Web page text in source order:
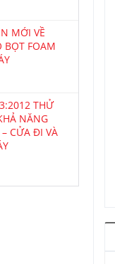
MỚI VỀ
BỌT FOAM
THỬ
NĂNG
CỬA ĐI VÀ